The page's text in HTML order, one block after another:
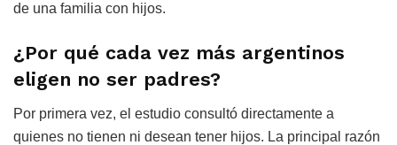
de una familia con hijos.
¿Por qué cada vez más argentinos
eligen no ser padres?
Por primera vez, el estudio consultó directamente a
quienes no tienen ni desean tener hijos. La principal razón